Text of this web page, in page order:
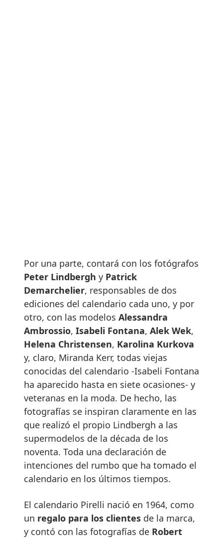
Por una parte, contará con los fotógrafos
Peter Lindbergh y Patrick
Demarchelier, responsables de dos
ediciones del calendario cada uno, y por
otro, con las modelos Alessandra
Ambrossio, Isabeli Fontana, Alek Wek,
Helena Christensen, Karolina Kurkova
y, claro, Miranda Kerr, todas viejas
conocidas del calendario -Isabeli Fontana
ha aparecido hasta en siete ocasiones- y
veteranas en la moda. De hecho, las
fotografías se inspiran claramente en las
que realizó el propio Lindbergh a las
supermodelos de la década de los
noventa. Toda una declaración de
intenciones del rumbo que ha tomado el
calendario en los últimos tiempos.
El calendario Pirelli nació en 1964, como
un regalo para los clientes de la marca,
y contó con las fotografías de Robert